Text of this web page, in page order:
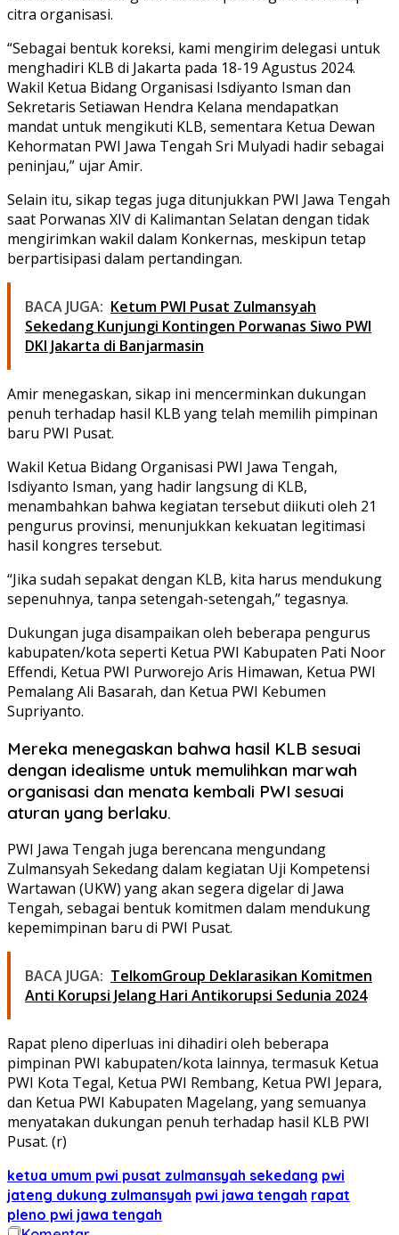
citra organisasi.
“Sebagai bentuk koreksi, kami mengirim delegasi untuk
menghadiri KLB di Jakarta pada 18-19 Agustus 2024.
Wakil Ketua Bidang Organisasi Isdiyanto Isman dan
Sekretaris Setiawan Hendra Kelana mendapatkan
mandat untuk mengikuti KLB, sementara Ketua Dewan
Kehormatan PWI Jawa Tengah Sri Mulyadi hadir sebagai
peninjau,” ujar Amir.
Selain itu, sikap tegas juga ditunjukkan PWI Jawa Tengah
saat Porwanas XIV di Kalimantan Selatan dengan tidak
mengirimkan wakil dalam Konkernas, meskipun tetap
berpartisipasi dalam pertandingan.
BACA JUGA: Ketum PWI Pusat Zulmansyah
Sekedang Kunjungi Kontingen Porwanas Siwo PWI
DKI Jakarta di Banjarmasin
Amir menegaskan, sikap ini mencerminkan dukungan
penuh terhadap hasil KLB yang telah memilih pimpinan
baru PWI Pusat.
Wakil Ketua Bidang Organisasi PWI Jawa Tengah,
Isdiyanto Isman, yang hadir langsung di KLB,
menambahkan bahwa kegiatan tersebut diikuti oleh 21
pengurus provinsi, menunjukkan kekuatan legitimasi
hasil kongres tersebut.
“Jika sudah sepakat dengan KLB, kita harus mendukung
sepenuhnya, tanpa setengah-setengah,” tegasnya.
Dukungan juga disampaikan oleh beberapa pengurus
kabupaten/kota seperti Ketua PWI Kabupaten Pati Noor
Effendi, Ketua PWI Purworejo Aris Himawan, Ketua PWI
Pemalang Ali Basarah, dan Ketua PWI Kebumen
Supriyanto.
Mereka menegaskan bahwa hasil KLB sesuai
dengan idealisme untuk memulihkan marwah
organisasi dan menata kembali PWI sesuai
aturan yang berlaku.
PWI Jawa Tengah juga berencana mengundang
Zulmansyah Sekedang dalam kegiatan Uji Kompetensi
Wartawan (UKW) yang akan segera digelar di Jawa
Tengah, sebagai bentuk komitmen dalam mendukung
kepemimpinan baru di PWI Pusat.
BACA JUGA: TelkomGroup Deklarasikan Komitmen
Anti Korupsi Jelang Hari Antikorupsi Sedunia 2024
Rapat pleno diperluas ini dihadiri oleh beberapa
pimpinan PWI kabupaten/kota lainnya, termasuk Ketua
PWI Kota Tegal, Ketua PWI Rembang, Ketua PWI Jepara,
dan Ketua PWI Kabupaten Magelang, yang semuanya
menyatakan dukungan penuh terhadap hasil KLB PWI
Pusat. (r)
ketua umum pwi pusat zulmansyah sekedang pwi
jateng dukung zulmansyah pwi jawa tengah rapat
pleno pwi jawa tengah